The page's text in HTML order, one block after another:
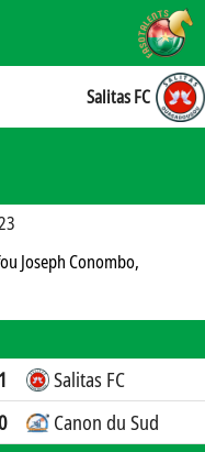
Salitas FC
Joseph Conombo,
Salitas FC
Canon du Sud